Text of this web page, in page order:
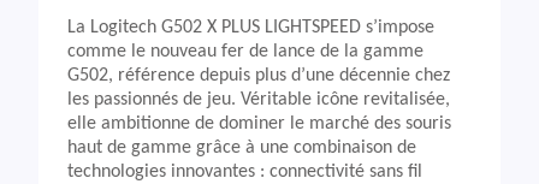
La Logitech G502 X PLUS LIGHTSPEED s’impose
comme le nouveau fer de lance de la gamme
G502, référence depuis plus d’une décennie chez
les passionnés de jeu. Véritable icône revitalisée,
elle ambitionne de dominer le marché des souris
haut de gamme grâce à une combinaison de
technologies innovantes : connectivité sans fil